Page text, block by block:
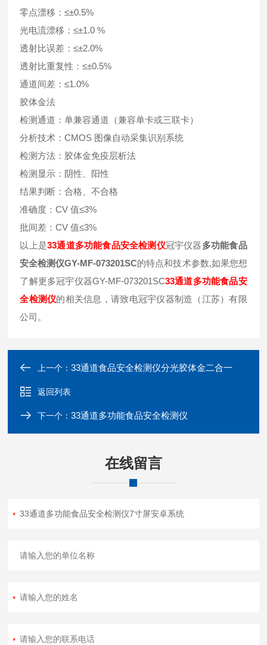
零点漂移：≤±0.5%
光电流漂移：≤±1.0 %
透射比误差：≤±2.0%
透射比重复性：≤±0.5%
通道间差：≤1.0%
胶体金法
检测通道：单兼容通道（兼容单卡或三联卡）
分析技术：CMOS 图像自动采集识别系统
检测方法：胶体金免疫层析法
检测显示：阴性、阳性
结果判断：合格、不合格
准确度：CV 值≤3%
批间差：CV 值≤3%
以上是33通道多功能食品安全检测仪冠宇仪器多功能食品
安全检测仪GY-MF-073201SC的特点和技术参数,如果您想
了解更多冠宇仪器GY-MF-073201SC33通道多功能食品安
全检测仪的相关信息，请致电冠宇仪器制造（江苏）有限
公司。
上一个：33通道食品安全检测仪分光胶体金二合一
返回列表
下一个：33通道多功能食品安全检测仪
在线留言